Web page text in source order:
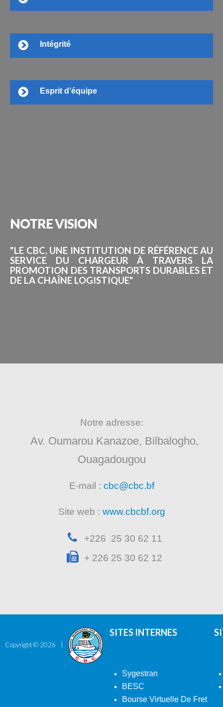
Intégrité
Esprit d’équipe
NOTREVISION
"LE CBC, UNE INSTITUTION DE RÉFÉRENCE AU
SERVICE DU CHARGEUR À TRAVERS LA
PROMOTION DES TRANSPORTS DURABLES ET
DE LA CHAÎNE LOGISTIQUE"
Notre adresse:
Av. Oumarou Kanazoe, Bilbalogho,
Ouagadougou
E-mail : cbc@cbc.bf
Site web : www.cbcbf.org
+226 25 30 62 11
+ 226 25 30 62 12
Copyright © 2026
SITES INTERNES
Sygestran
BESC
Bourse Virtuelle De Fret